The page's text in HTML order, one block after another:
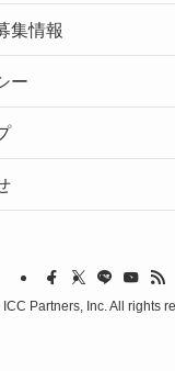
集情報
ー
ICC Partners, Inc. All rights